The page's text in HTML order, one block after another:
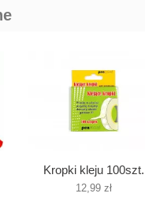
Kropki kleju 100szt.
12,99 zł